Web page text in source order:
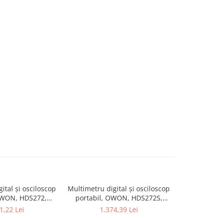
și osciloscop
HDS272,
200mA-
Lei
Multimetru digital și osciloscop
portabil, OWON, HDS272S,
200mV-1kV, 200mA-
1.374,39 Lei